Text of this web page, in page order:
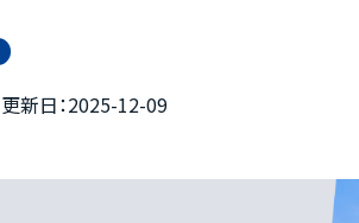
更新日：2025-12-09